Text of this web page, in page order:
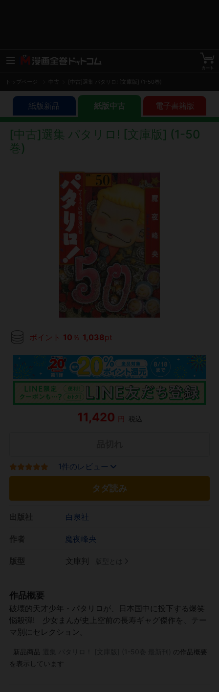
トップページ 中古 [中古]選集 パタリロ! [文庫版] (1-50巻)
紙版新品 紙版中古 電子書籍版
[中古]選集 パタリロ! [文庫版] (1-50
巻)
ポイント 10 ％ 1,038pt
11,420 円 税込
1件のレビュー
タダ読み
白泉社
魔夜峰央
文庫判
作品概要
破壊的天才少年・パタリロが、日本国中に投下する爆笑
悩殺弾! 少女まんが史上空前の長寿ギャグ傑作を、テー
マ別にセレクション。
新品商品
の作品概要
を表示しています